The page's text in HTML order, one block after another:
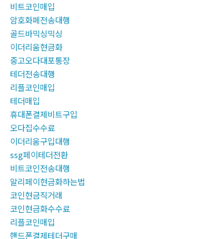
비트코인매입
암호화폐전송대행
골드바믹싱믹싱
이더리움현금화
중고오다대포통장
테더전송대행
리플코인매입
테더매입
휴대폰결제비트구입
오다집수수료
이더리움구입대행
ssg페이테더전환
비트코인전송대행
알리페이현금화하는법
코인현금직거래
코인현금화수수료
리플코인매입
핸드폰결제테더구매